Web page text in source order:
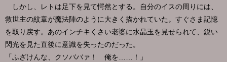
しかし、レトは足下を見て愕然とする。自分のイスの周りには、
救世主の紋章が魔法陣のように大きく描かれていた。すぐさま記憶
を取り戻す。あのインチキくさい老婆に水晶玉を見せられて、鋭い
閃光を見た直後に意識を失ったのだった。
「ふざけんな、クソババァ！ 俺を……！」